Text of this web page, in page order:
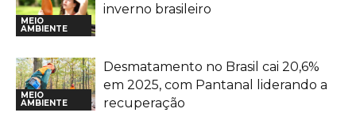
MEIO
AMBIENTE
inverno brasileiro
MEIO
AMBIENTE
Desmatamento no Brasil cai 20,6%
em 2025, com Pantanal liderando a
recuperação